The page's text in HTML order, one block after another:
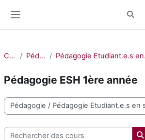
Cours Pédagogie
Pédagogie ESH 1ère année
Catégories de cours
Rechercher des cours